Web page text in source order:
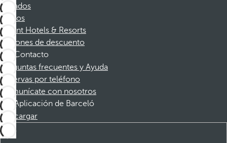
Afiliados
Socios
Dorint Hotels & Resorts
Cupones de descuento
Contacto
Preguntas frecuentes y Ayuda
Reservas por teléfono
Comunícate con nosotros
Aplicación de Barceló
Descargar